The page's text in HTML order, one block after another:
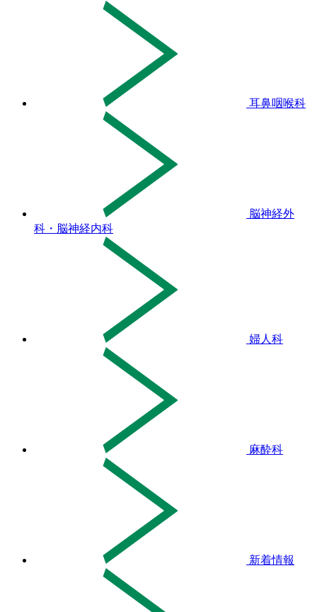
耳鼻咽喉科
脳神経外
科・脳神経内科
婦人科
麻酔科
新着情報